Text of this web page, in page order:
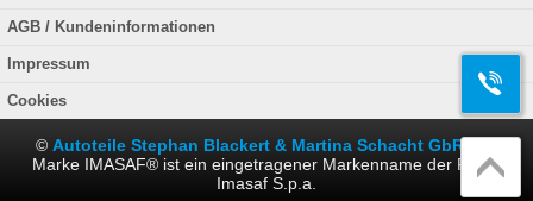
AGB / Kundeninformationen
Impressum
Cookies
© Autoteile Stephan Blackert & Martina Schacht GbR
Marke IMASAF® ist ein eingetragener Markenname der Firma
Imasaf S.p.a.